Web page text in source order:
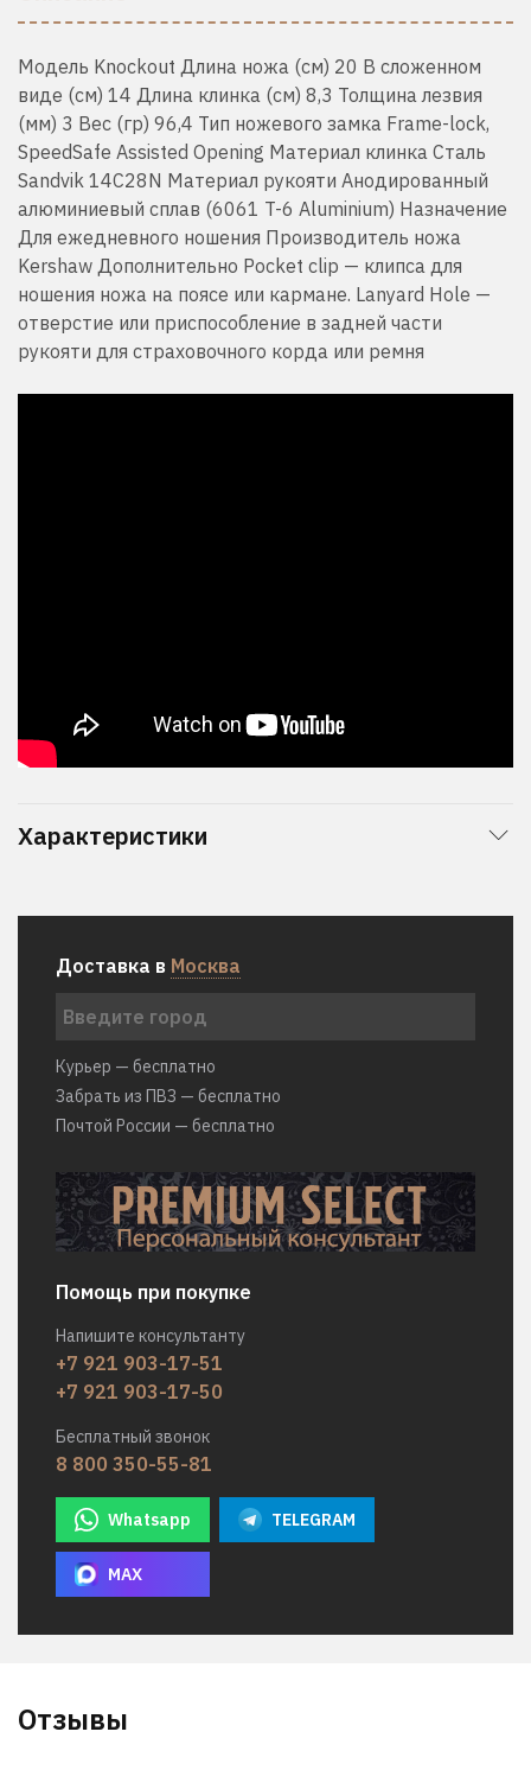
Модель Knockout Длина ножа (см) 20 В сложенном
виде (см) 14 Длина клинка (см) 8,3 Толщина лезвия
(мм) 3 Вес (гр) 96,4 Тип ножевого замка Frame-lock,
SpeedSafe Assisted Opening Материал клинка Сталь
Sandvik 14C28N Материал рукояти Анодированный
алюминиевый сплав (6061 T-6 Aluminium) Назначение
Для ежедневного ношения Производитель ножа
Kershaw Дополнительно Pocket clip — клипса для
ношения ножа на поясе или кармане. Lanyard Hole —
отверстие или приспособление в задней части
рукояти для страховочного корда или ремня
Характеристики
Доставка в Москва
Курьер — бесплатно
Забрать из ПВЗ — бесплатно
Почтой России — бесплатно
Помощь при покупке
Напишите консультанту
+7 921 903-17-51
+7 921 903-17-50
Бесплатный звонок
8 800 350-55-81
Whatsapp TELEGRAM
MAX
Отзывы